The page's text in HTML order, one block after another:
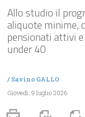
Allo studio il
aliquote minime,
pensionati attivi
under 40
/Savino GALLO
Giovedì, 9 luglio 2026